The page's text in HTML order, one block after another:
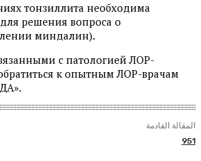
тонзиллита необходима
решения вопроса о
миндалин).
с патологией ЛОР-
к опытным ЛОР-врачам
المقالة القادمة
951